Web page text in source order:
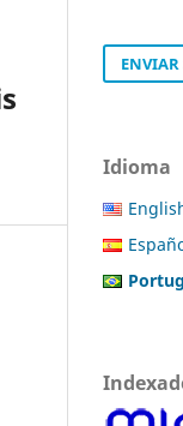
Idioma